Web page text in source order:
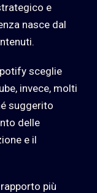
e
nasce dal
sceglie
invece, molti
suggerito
delle
e il
più